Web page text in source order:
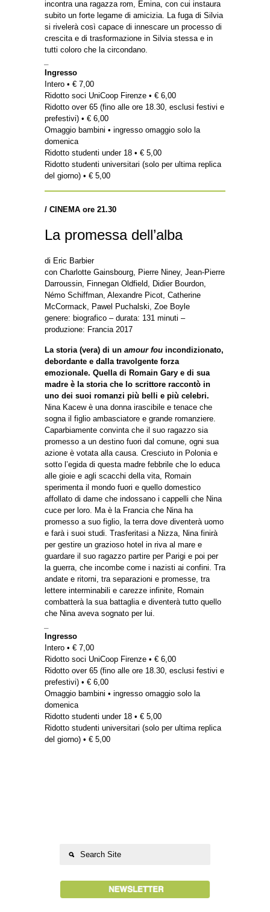
incontra una ragazza rom, Emina, con cui instaura
subito un forte legame di amicizia. La fuga di Silvia
si rivelerà così capace di innescare un processo di
crescita e di trasformazione in Silvia stessa e in
tutti coloro che la circondano.
Ingresso
Intero • € 7,00
Ridotto soci UniCoop Firenze • € 6,00
Ridotto over 65 (fino alle ore 18.30, esclusi festivi e
prefestivi) • € 6,00
Omaggio bambini • ingresso omaggio solo la
domenica
Ridotto studenti under 18 • € 5,00
Ridotto studenti universitari (solo per ultima replica
del giorno) • € 5,00
/ CINEMA ore 21.30
La promessa dell’alba
di Eric Barbier
con Charlotte Gainsbourg, Pierre Niney, Jean-Pierre
Darroussin, Finnegan Oldfield, Didier Bourdon,
Némo Schiffman, Alexandre Picot, Catherine
McCormack, Pawel Puchalski, Zoe Boyle
genere: biografico – durata: 131 minuti –
produzione: Francia 2017
La storia (vera) di un amour fou incondizionato,
debordante e dalla travolgente forza
emozionale. Quella di Romain Gary e di sua
madre è la storia che lo scrittore raccontò in
uno dei suoi romanzi più belli e più celebri.
Nina Kacew è una donna irascibile e tenace che
sogna il figlio ambasciatore e grande romanziere.
Caparbiamente convinta che il suo ragazzo sia
promesso a un destino fuori dal comune, ogni sua
azione è votata alla causa. Cresciuto in Polonia e
sotto l’egida di questa madre febbrile che lo educa
alle gioie e agli scacchi della vita, Romain
sperimenta il mondo fuori e quello domestico
affollato di dame che indossano i cappelli che Nina
cuce per loro. Ma è la Francia che Nina ha
promesso a suo figlio, la terra dove diventerà uomo
e farà i suoi studi. Trasferitasi a Nizza, Nina finirà
per gestire un grazioso hotel in riva al mare e
guardare il suo ragazzo partire per Parigi e poi per
la guerra, che incombe come i nazisti ai confini. Tra
andate e ritorni, tra separazioni e promesse, tra
lettere interminabili e carezze infinite, Romain
combatterà la sua battaglia e diventerà tutto quello
che Nina aveva sognato per lui.
Ingresso
Intero • € 7,00
Ridotto soci UniCoop Firenze • € 6,00
Ridotto over 65 (fino alle ore 18.30, esclusi festivi e
prefestivi) • € 6,00
Omaggio bambini • ingresso omaggio solo la
domenica
Ridotto studenti under 18 • € 5,00
Ridotto studenti universitari (solo per ultima replica
del giorno) • € 5,00